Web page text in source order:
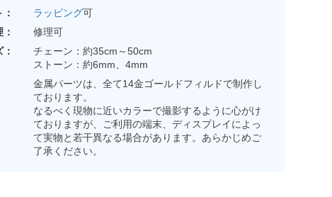
ラッピング可
修理可
チェーン：約35cm～50cm
ストーン：約6mm、4mm
金属パーツは、全て14金ゴールドフィルドで制作し
ております。
なるべく現物に近いカラーで撮影するように心がけ
ておりますが、ご利用の端末、ディスプレイによっ
て実物と若干異なる場合があります。あらかじめご
了承ください。